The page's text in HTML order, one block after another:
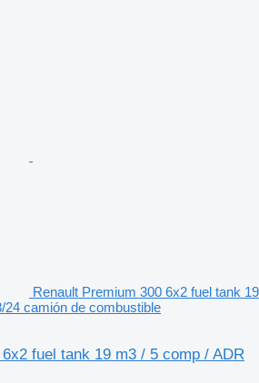
Renault Premium 300 6x2 fuel tank 19
24 camión de combustible
fuel tank 19 m3 / 5 comp / ADR